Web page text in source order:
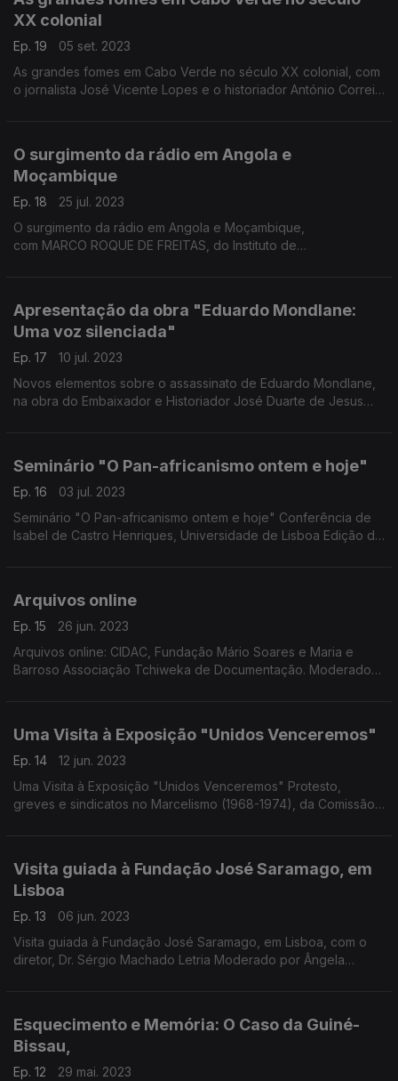
XX colonial
Ep. 19
05 set. 2023
As grandes fomes em Cabo Verde no século XX colonial, com
o jornalista José Vicente Lopes e o historiador António Correia
O surgimento da rádio em Angola e
Moçambique
Ep. 18
25 jul. 2023
O surgimento da rádio em Angola e Moçambique,
com MARCO ROQUE DE FREITAS, do Instituto de
Apresentação da obra "Eduardo Mondlane:
Uma voz silenciada"
Ep. 17
10 jul. 2023
Novos elementos sobre o assassinato de Eduardo Mondlane,
na obra do Embaixador e Historiador José Duarte de Jesus
Seminário "O Pan-africanismo ontem e hoje"
Ep. 16
03 jul. 2023
Seminário "O Pan-africanismo ontem e hoje" Conferência de
Isabel de Castro Henriques, Universidade de Lisboa Edição de
Arquivos online
Ep. 15
26 jun. 2023
Arquivos online: CIDAC, Fundação Mário Soares e Maria e
Barroso Associação Tchiweka de Documentação. Moderado
Uma Visita à Exposição "Unidos Venceremos"
Ep. 14
12 jun. 2023
Uma Visita à Exposição "Unidos Venceremos" Protesto,
greves e sindicatos no Marcelismo (1968-1974), da Comissão
Visita guiada à Fundação José Saramago, em
Lisboa
Ep. 13
06 jun. 2023
Visita guiada à Fundação José Saramago, em Lisboa, com o
diretor, Dr. Sérgio Machado Letria Moderado por Ângela
Esquecimento e Memória: O Caso da Guiné-
Bissau,
Ep. 12
29 mai. 2023